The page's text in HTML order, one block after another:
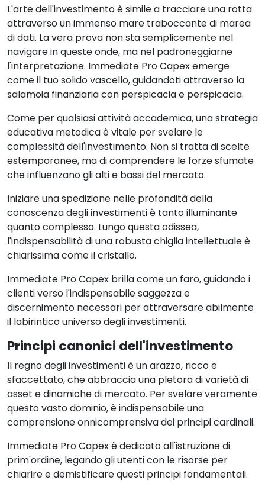
L'arte dell'investimento è simile a tracciare una rotta
attraverso un immenso mare traboccante di marea
di dati. La vera prova non sta semplicemente nel
navigare in queste onde, ma nel padroneggiarne
l'interpretazione. Immediate Pro Capex emerge
come il tuo solido vascello, guidandoti attraverso la
salamoia finanziaria con perspicacia e perspicacia.
Come per qualsiasi attività accademica, una strategia
educativa metodica è vitale per svelare le
complessità dell'investimento. Non si tratta di scelte
estemporanee, ma di comprendere le forze sfumate
che influenzano gli alti e bassi del mercato.
Iniziare una spedizione nelle profondità della
conoscenza degli investimenti è tanto illuminante
quanto complesso. Lungo questa odissea,
l'indispensabilità di una robusta chiglia intellettuale è
chiarissima come il cristallo.
Immediate Pro Capex brilla come un faro, guidando i
clienti verso l'indispensabile saggezza e
discernimento necessari per attraversare abilmente
il labirintico universo degli investimenti.
Principi canonici dell'investimento
Il regno degli investimenti è un arazzo, ricco e
sfaccettato, che abbraccia una pletora di varietà di
asset e dinamiche di mercato. Per svelare veramente
questo vasto dominio, è indispensabile una
comprensione onnicomprensiva dei principi cardinali.
Immediate Pro Capex è dedicato all'istruzione di
prim'ordine, legando gli utenti con le risorse per
chiarire e demistificare questi principi fondamentali.